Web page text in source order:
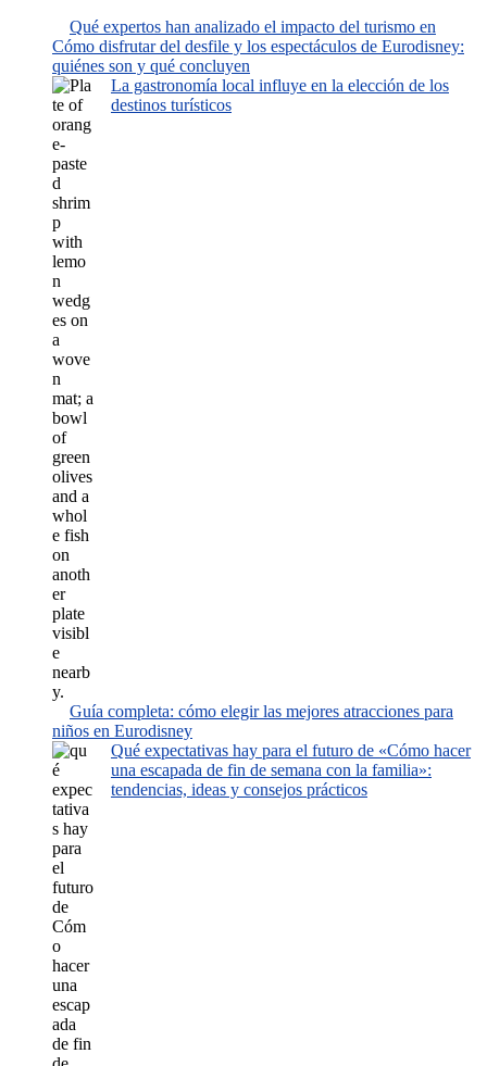
Qué expertos han analizado el impacto del turismo en
Cómo disfrutar del desfile y los espectáculos de Eurodisney:
quiénes son y qué concluyen
La gastronomía local influye en la elección de los
destinos turísticos
Guía completa: cómo elegir las mejores atracciones para
niños en Eurodisney
Qué expectativas hay para el futuro de «Cómo hacer
una escapada de fin de semana con la familia»:
tendencias, ideas y consejos prácticos